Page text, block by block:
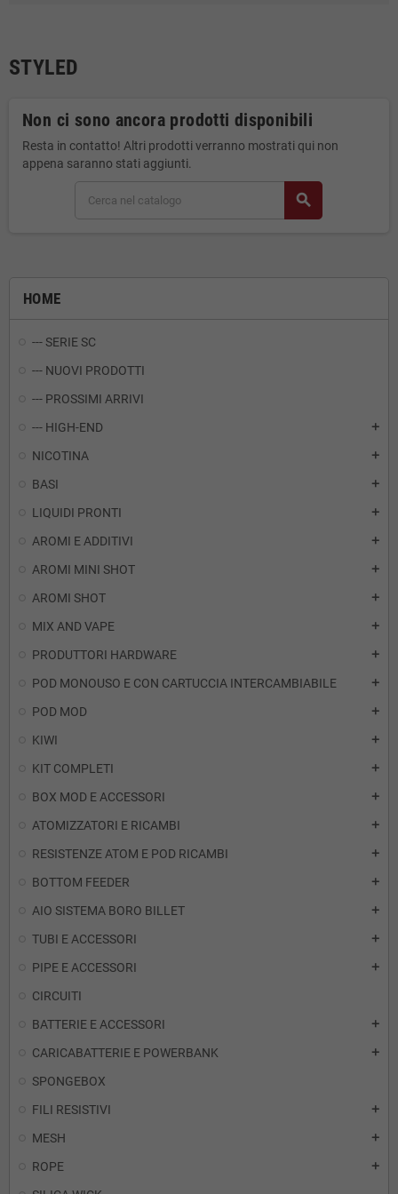
HOME
--- SERIE SC
--- NUOVI PRODOTTI
--- PROSSIMI ARRIVI
--- HIGH-END
add
NICOTINA add
BASI add
LIQUIDI PRONTI add
AROMI E ADDITIVI add
AROMI MINI SHOT add
AROMI SHOT add
MIX AND VAPE add
PRODUTTORI HARDWARE add
POD MONOUSO E CON CARTUCCIA INTERCAMBIABILE add
POD MOD add
KIWI add
KIT COMPLETI add
BOX MOD E ACCESSORI add
ATOMIZZATORI E RICAMBI add
RESISTENZE ATOM E POD RICAMBI add
BOTTOM FEEDER add
AIO SISTEMA BORO BILLET add
TUBI E ACCESSORI add
PIPE E ACCESSORI add
CIRCUITI
BATTERIE E ACCESSORI
add
CARICABATTERIE E POWERBANK add
SPONGEBOX
FILI RESISTIVI
add
MESH add
ROPE add
STYLED
Non ci sono ancora prodotti disponibili
Resta in contatto! Altri prodotti verranno mostrati qui non
appena saranno stati aggiunti.
search